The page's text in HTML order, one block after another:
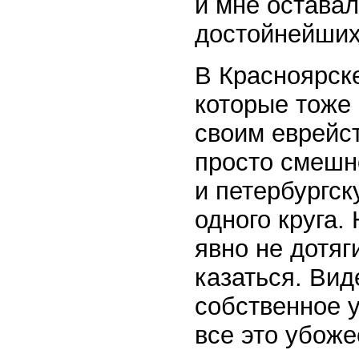
В
которые
своим
просто
и
одного
явно не
казаться.
собственное
все это